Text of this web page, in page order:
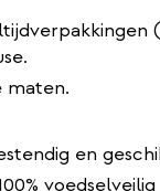
maten.
en
voedselveilig